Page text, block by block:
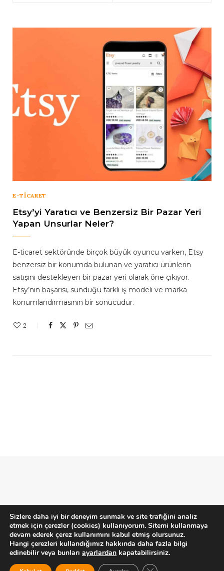
E-TICARET
Etsy’yi Yaratıcı ve Benzersiz Bir Pazar Yeri
Yapan Unsurlar Neler?
E-ticaret sektöründe birçok büyük oyuncu varken, Etsy
benzersiz bir konumda bulunan ve yaratıcı ürünlerin
satışını destekleyen bir pazar yeri olarak öne çıkıyor.
Etsy’nin başarısı, sunduğu farklı iş modeli ve marka
konumlandırmasının bir sonucudur.
2
Gizlilik Politikası Çerezler -
Kullanım Şartları
© 2020 Designed byArda Aydoğan
X (TWITTER) INSTAGRAM
Sizlere daha iyi bir deneyim sunmak ve site trafiğini analiz
etmek için çerezler (cookies) kullanıyorum. Sitemi kullanmaya
devam ederek çerez kullanımını kabul etmiş olursunuz.
Hangi çerezleri kullandığımız hakkında daha fazla bilgi
edinebilir veya bunları ayarlardan kapatabilirsiniz.